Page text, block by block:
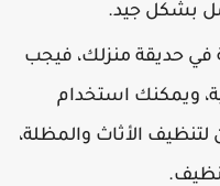
بشكل جيد.
حديقة منزلك، فيجب
ويمكنك استخدام
الأثاث والمظلة،